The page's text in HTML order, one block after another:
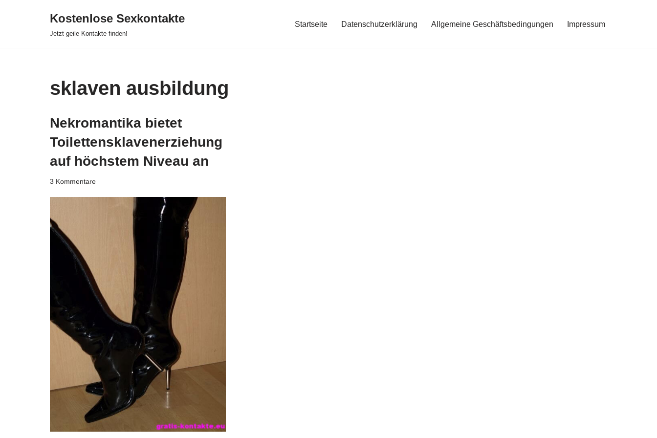
Kostenlose Sexkontakte
Jetzt geile Kontakte finden!
Startseite Datenschutzerklärung Allgemeine Geschäftsbedingungen Impressum
sklaven ausbildung
Nekromantika bietet
Toilettensklavenerziehung
auf höchstem Niveau an
3 Kommentare